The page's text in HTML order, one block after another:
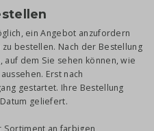
ein Angebot anzufordern
bestellen. Nach der Bestellung
dem Sie sehen können, wie
aussehen. Erst nach
gestartet. Ihre Bestellung
geliefert.
Sortiment an farbigen